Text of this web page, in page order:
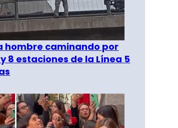
hombre caminando por
8 estaciones de la Línea 5